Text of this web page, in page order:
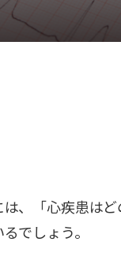
、「心疾患は
でしょう。